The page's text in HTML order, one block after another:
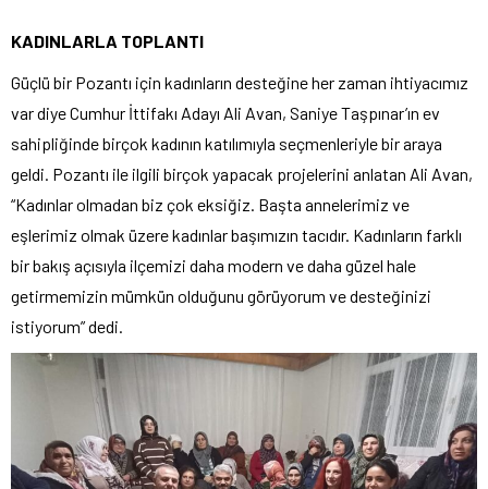
KADINLARLA TOPLANTI
Güçlü bir Pozantı için kadınların desteğine her zaman ihtiyacımız
var diye Cumhur İttifakı Adayı Ali Avan, Saniye Taşpınar’ın ev
sahipliğinde birçok kadının katılımıyla seçmenleriyle bir araya
geldi. Pozantı ile ilgili birçok yapacak projelerini anlatan Ali Avan,
“Kadınlar olmadan biz çok eksiğiz. Başta annelerimiz ve
eşlerimiz olmak üzere kadınlar başımızın tacıdır. Kadınların farklı
bir bakış açısıyla ilçemizi daha modern ve daha güzel hale
getirmemizin mümkün olduğunu görüyorum ve desteğinizi
istiyorum” dedi.